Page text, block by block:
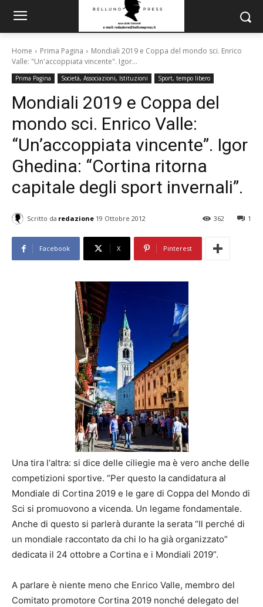
Home Prima Pagina
Mondiali 2019 e Coppa del mondo sci. Enrico
Valle: "Un'accoppiata vincente". Igor...
Prima Pagina Società, Associazioni, Istituzioni Sport, tempo libero
Mondiali 2019 e Coppa del
mondo sci. Enrico Valle:
“Un’accoppiata vincente”. Igor
Ghedina: “Cortina ritorna
capitale degli sport invernali”.
Scritto da redazione 19 Ottobre 2012 1
362
Facebook X Pinterest
Una tira l‘altra: si dice delle ciliegie ma è vero anche delle
competizioni sportive. “Per questo la candidatura al
Mondiale di Cortina 2019 e le gare di Coppa del Mondo di
Sci si promuovono a vicenda. Un legame fondamentale.
Anche di questo si parlerà durante la serata “Il perché di
un mondiale raccontato da chi lo ha già organizzato”
dedicata il 24 ottobre a Cortina e i Mondiali 2019”.
A parlare è niente meno che Enrico Valle, membro del
Comitato promotore Cortina 2019 nonché delegato del